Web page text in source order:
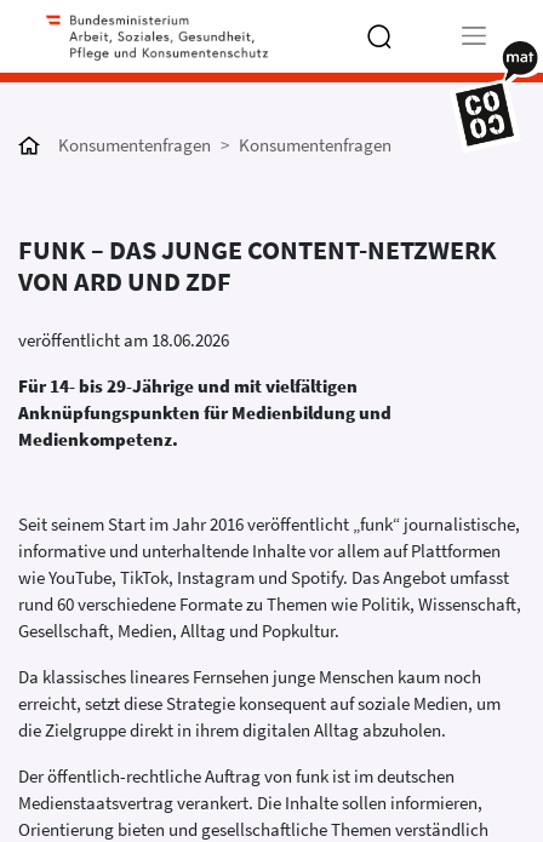
more
Konsumentenfragen Konsumentenfragen
FUNK – DAS JUNGE CONTENT-NETZWERK
VON ARD UND ZDF
veröffentlicht am 18.06.2026
Für 14- bis 29-Jährige und mit vielfältigen
Anknüpfungspunkten für Medienbildung und
Medienkompetenz.
Seit seinem Start im Jahr 2016 veröffentlicht „funk“ journalistische,
informative und unterhaltende Inhalte vor allem auf Plattformen
wie YouTube, TikTok, Instagram und Spotify. Das Angebot umfasst
rund 60 verschiedene Formate zu Themen wie Politik, Wissenschaft,
Gesellschaft, Medien, Alltag und Popkultur.
Da klassisches lineares Fernsehen junge Menschen kaum noch
erreicht, setzt diese Strategie konsequent auf soziale Medien, um
die Zielgruppe direkt in ihrem digitalen Alltag abzuholen.
Der öffentlich-rechtliche Auftrag von funk ist im deutschen
Medienstaatsvertrag verankert. Die Inhalte sollen informieren,
Orientierung bieten und gesellschaftliche Themen verständlich